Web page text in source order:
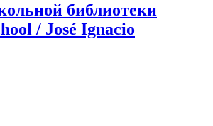
библиотеки
/ José Ignacio